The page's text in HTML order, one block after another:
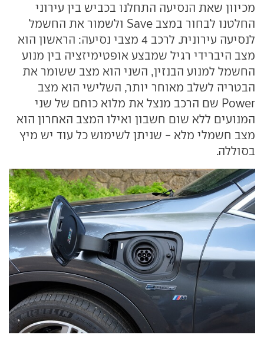
מכיוון שאת הנסיעה התחלנו בכביש בין עירוני
החלטנו לבחור במצב Save ולשמור את החשמל
לנסיעה עירונית. לרכב 4 מצבי נסיעה: הראשון הוא
מצב היברידי רגיל שמבצע אופטימיזציה בין מנוע
החשמל למנוע הבנזין, השני הוא מצב ששומר את
הבטריה לשלב מאוחר יותר, השלישי הוא מצב
Power שם הרכב מנצל את מלוא כוחם של שני
המנועים ללא שום חשבון ואילו המצב האחרון הוא
מצב חשמלי מלא - שניתן לשימוש כל עוד יש מיץ
בסוללה.